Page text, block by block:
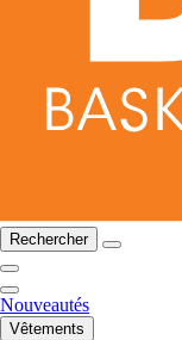
Rechercher
Nouveautés
Vêtements